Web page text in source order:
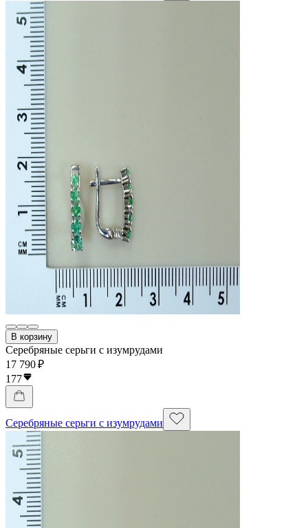
В корзину
Серебряные серьги с изумрудами
17 790 ₽
177
Серебряные серьги с изумрудами